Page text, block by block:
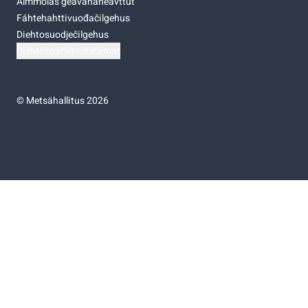
Fáhtehahttivuođačilgehus
Diehtosuodječilgehus
©Metsähallitus 2026